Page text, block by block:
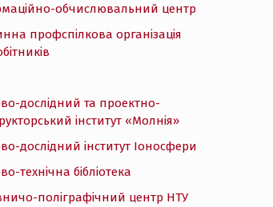
обчислювальний центр
профспілкова організація
дослідний та проектно-
інститут «Молнія»
дослідний інститут Іоносфери
технічна бібліотека
поліграфічний центр НТУ